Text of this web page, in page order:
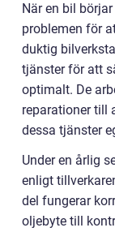
När en bil
problemen för
duktig
tjänster för att
optimalt. De
reparationer till
dessa tjänster
Under en årlig
enligt
del fungerar
oljebyte till